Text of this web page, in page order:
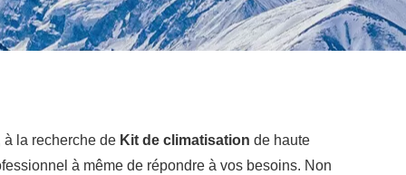
à la recherche de Kit de climatisation de haute
à même de répondre à vos besoins. Non